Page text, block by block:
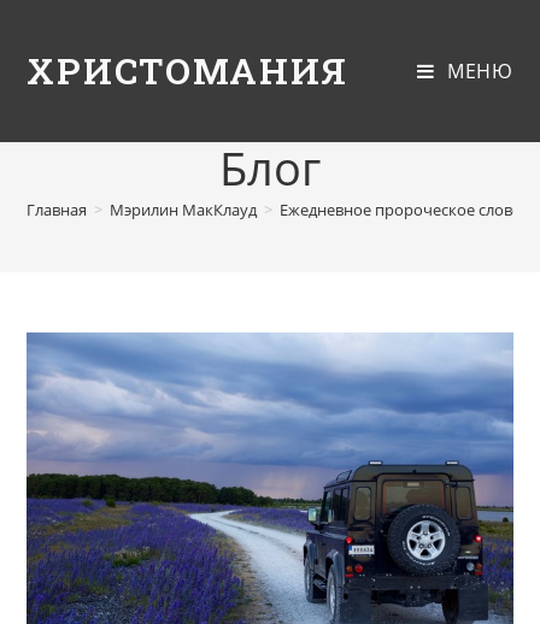
ХРИСТОМАНИЯ МЕНЮ
Блог
Главная > Мэрилин МакКлауд > Ежедневное пророческое слово